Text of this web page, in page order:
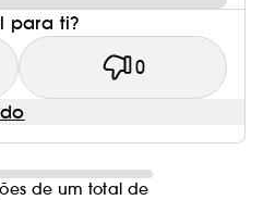
para ti?
0
de um total de